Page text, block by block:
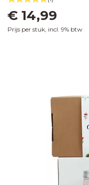
€ 14,99
Prijs per stuk, incl. 9% btw